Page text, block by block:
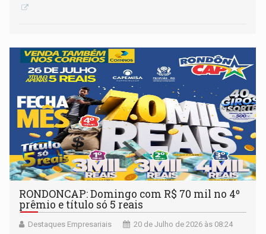
RONDONCAP: Domingo com R$ 70 mil no 4º
prêmio e título só 5 reais
Destaques Empresariais 20 de Julho de 2026 às 08:24